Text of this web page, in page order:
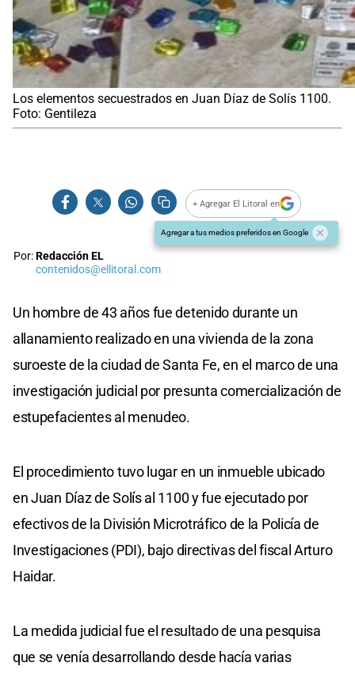
Los elementos secuestrados en Juan Díaz de Solís 1100.
Foto: Gentileza
+ Agregar El Litoral en
Agregar a tus medios preferidos en Google
Por:Redacción EL
contenidos@ellitoral.com
Un hombre de 43 años fue detenido durante un
allanamiento realizado en una vivienda de la zona
suroeste de la ciudad de Santa Fe, en el marco de una
investigación judicial por presunta comercialización de
estupefacientes al menudeo.
El procedimiento tuvo lugar en un inmueble ubicado
en Juan Díaz de Solís al 1100 y fue ejecutado por
efectivos de la División Microtráfico de la Policía de
Investigaciones (PDI), bajo directivas del fiscal Arturo
Haidar.
La medida judicial fue el resultado de una pesquisa
que se venía desarrollando desde hacía varias